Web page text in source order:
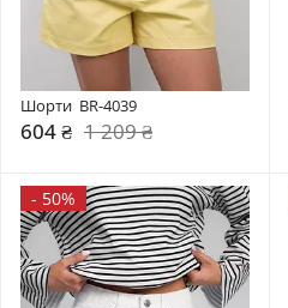
Шорти  BR-4039
604 ₴ 1 209 ₴
- 50%